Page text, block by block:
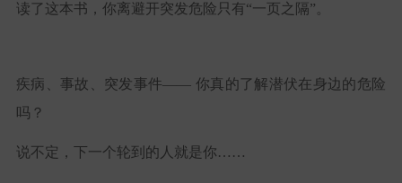
读了这本书，你离避开突发危险只有“一页之隔”。
疾病、事故、突发事件—— 你真的了解潜伏在身边的危险
吗？
说不定，下一个轮到的人就是你……